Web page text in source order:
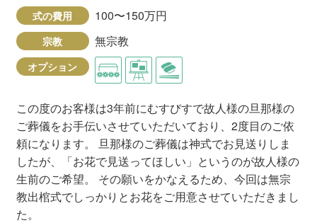
式の費用 100〜150万円
宗教 無宗教
オプション
この度のお客様は3年前にむすびすで故人様の旦那様の
ご葬儀をお手伝いさせていただいており、2度目のご依
頼になります。 旦那様のご葬儀は神式でお見送りしま
したが、「お花で見送ってほしい」というのが故人様の
生前のご希望。 その願いをかなえるため、今回は無宗
教出棺式でしっかりとお花をご用意させていただきまし
た。